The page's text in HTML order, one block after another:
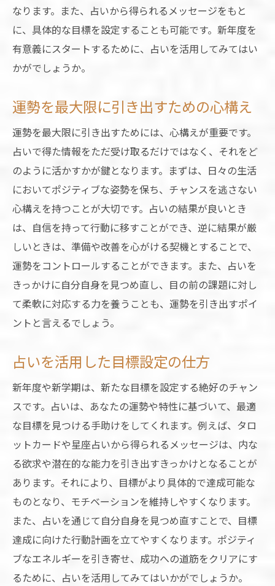
なります。また、占いから得られるメッセージをもと
に、具体的な目標を設定することも可能です。新年度を
有意義にスタートするために、占いを活用してみてはい
かがでしょうか。
運勢を最大限に引き出すための心構え
運勢を最大限に引き出すためには、心構えが重要です。
占いで得た情報をただ受け取るだけではなく、それをど
のように活かすかが鍵となります。まずは、日々の生活
においてポジティブな姿勢を保ち、チャンスを逃さない
心構えを持つことが大切です。占いの結果が良いとき
は、自信を持って行動に移すことができ、逆に結果が厳
しいときは、準備や改善を心がける契機とすることで、
運勢をコントロールすることができます。また、占いを
きっかけに自分自身を見つめ直し、目の前の課題に対し
て柔軟に対応する力を養うことも、運勢を引き出すポイ
ントと言えるでしょう。
占いを活用した目標設定の仕方
新年度や新学期は、新たな目標を設定する絶好のチャン
スです。占いは、あなたの運勢や特性に基づいて、最適
な目標を見つける手助けをしてくれます。例えば、タロ
ットカードや星座占いから得られるメッセージは、内な
る欲求や潜在的な能力を引き出すきっかけとなることが
あります。それにより、目標がより具体的で達成可能な
ものとなり、モチベーションを維持しやすくなります。
また、占いを通じて自分自身を見つめ直すことで、目標
達成に向けた行動計画を立てやすくなります。ポジティ
ブなエネルギーを引き寄せ、成功への道筋をクリアにす
るために、占いを活用してみてはいかがでしょうか。